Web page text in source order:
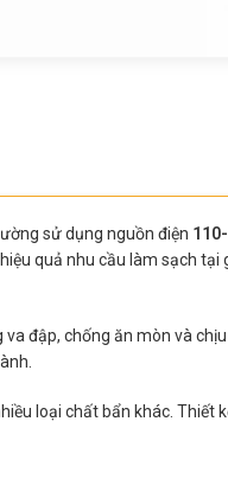
sử dụng nguồn điện
quả nhu cầu làm sạch
va đập, chống ăn mòn và
loại chất bẩn khác.